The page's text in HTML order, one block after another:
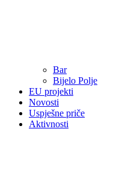
Bar
Bijelo Polje
EU projekti
Novosti
Uspješne priče
Aktivnosti